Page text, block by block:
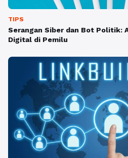
TIPS
Serangan Siber dan Bot Politik:
Digital di Pemilu